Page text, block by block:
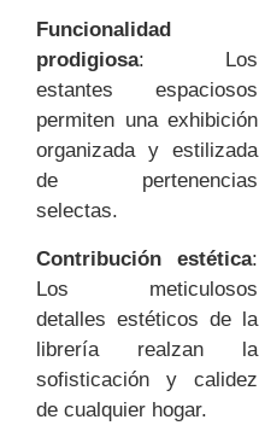
Funcionalidad
prodigiosa: Los
estantes espaciosos
permiten una exhibición
organizada y estilizada
de pertenencias
selectas.
Contribución estética:
Los meticulosos
detalles estéticos de la
librería realzan la
sofisticación y calidez
de cualquier hogar.